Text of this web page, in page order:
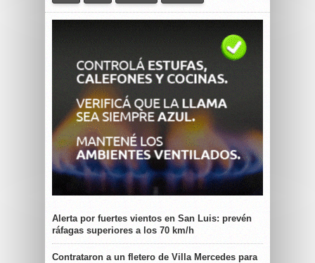
Alerta por fuertes vientos en San Luis: prevén
ráfagas superiores a los 70 km/h
Contrataron a un fletero de Villa Mercedes para